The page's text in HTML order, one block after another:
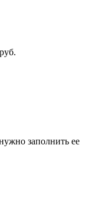
заполнить ее